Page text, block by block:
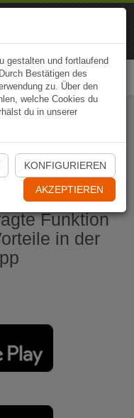
öffnen
Funktion
in der
gestalten und fortlaufend
Bestätigen des
zu. Über den
welche Cookies du
du in unserer
KONFIGURIEREN
AKZEPTIEREN